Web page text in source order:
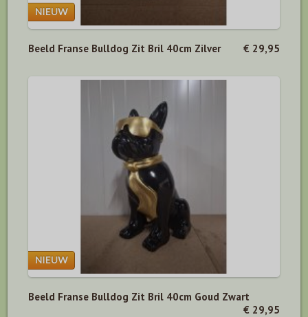
Beeld Franse Bulldog Zit Bril 40cm Zilver € 29,95
Beeld Franse Bulldog Zit Bril 40cm Goud Zwart
€ 29,95